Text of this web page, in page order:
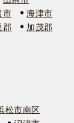
市
海津市
郡
加茂郡
松市南区